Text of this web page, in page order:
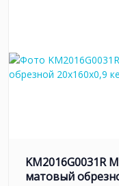
KM2016G0031R
матовый